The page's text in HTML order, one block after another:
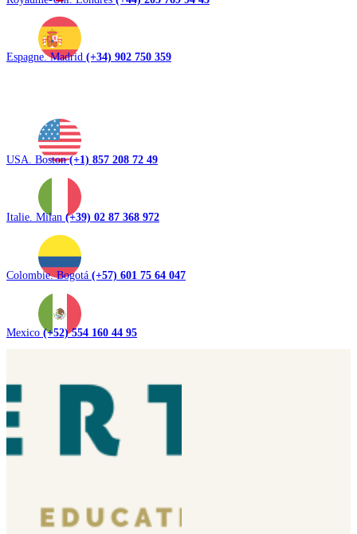
Espagne. Madrid (+34) 902 750 359
USA. Boston(+1) 857 208 72 49
Italie. Milan (+39) 02 87 368 972
Colombie. Bogotá (+57) 601 75 64 047
Mexico (+52) 554 160 44 95